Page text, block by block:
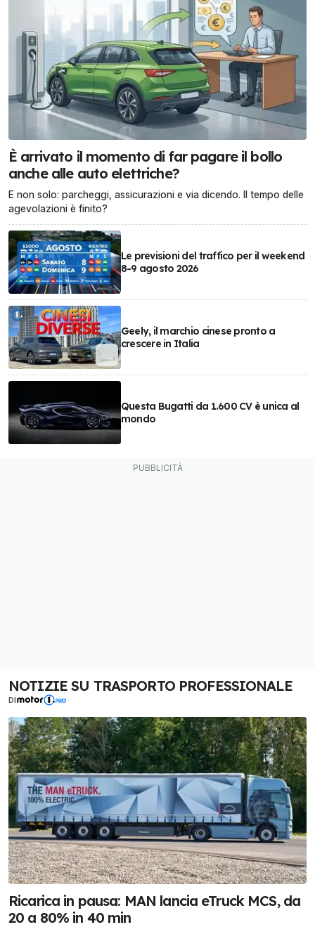
È arrivato il momento di far pagare il bollo
anche alle auto elettriche?
E non solo: parcheggi, assicurazioni e via dicendo. Il tempo delle
agevolazioni è finito?
Le previsioni del traffico per il weekend
8-9 agosto 2026
Geely, il marchio cinese pronto a
crescere in Italia
Questa Bugatti da 1.600 CV è unica al
mondo
NOTIZIE SU TRASPORTO PROFESSIONALE
DI
Ricarica in pausa: MAN lancia eTruck MCS, da
20 a 80% in 40 min